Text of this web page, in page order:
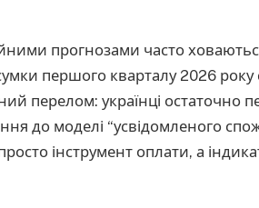
прогнозами часто
першого кварталу 2026
перелом: українці остаточно
до моделі “усвідомленого
інструмент оплати, а